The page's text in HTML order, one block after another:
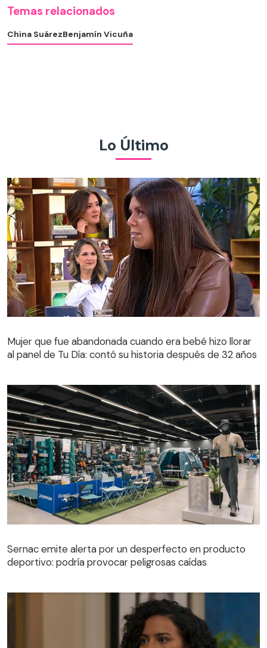
Temas relacionados
China SuárezBenjamín Vicuña
Lo Último
al panel de Tu Día: contó su historia después de 32 años
Mujer que fue abandonada cuando era bebé hizo llorar
al panel de Tu Día: contó su historia después de 32 años
Sernac emite alerta por un desperfecto en producto
deportivo: podría provocar peligrosas caídas